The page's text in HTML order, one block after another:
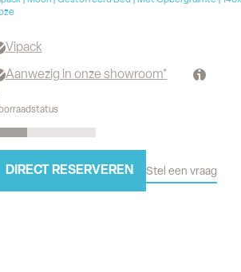
Vipack
Aanwezig in onze showroom*
DIRECT RESERVEREN Stel een vraag